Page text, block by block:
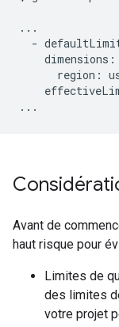
...
-
    dimensions:
region:
Avant de
haut risque pour
Limites de
des limites
votre projet